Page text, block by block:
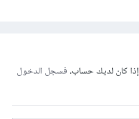
كان لديك حساب،فسجل الدخول